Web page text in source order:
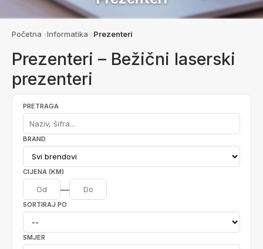
Početna Informatika Prezenteri
Prezenteri – Bežični laserski
prezenteri
PRETRAGA
BRAND
CIJENA (KM)
—
SORTIRAJ PO
SMJER